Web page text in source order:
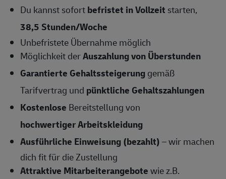
Du kannst sofortbefristet in Vollzeit starten,
38,5 Stunden/Woche
Unbefristete Übernahmemöglich
Möglichkeit derAuszahlung von Überstunden
Garantierte Gehaltssteigerunggemäß
Tarifvertrag und pünktliche Gehaltszahlungen
Kostenlose Bereitstellung von
hochwertiger Arbeitskleidung
Ausführliche Einweisung (bezahlt)– wir machen
dich fit für die Zustellung
Attraktive Mitarbeiterangebotewie z.B.